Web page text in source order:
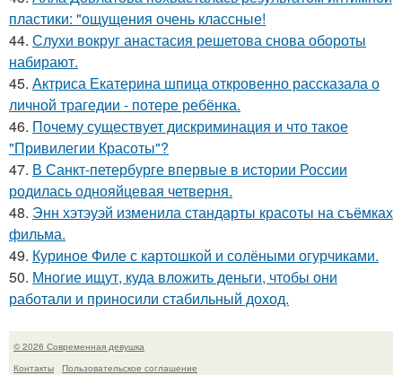
пластики: "ощущения очень классные!
44. Слухи вокруг анастасия решетова снова обороты
набирают.
45. Актриса Екатерина шпица откровенно рассказала о
личной трагедии - потере ребёнка.
46. Почему существует дискриминация и что такое
"Привилегии Красоты"?
47. В Санкт-петербурге впервые в истории России
родилась однояйцевая четверня.
48. Энн хэтэуэй изменила стандарты красоты на съёмках
фильма.
49. Куриное Филе с картошкой и солёными огурчиками.
50. Многие ищут, куда вложить деньги, чтобы они
работали и приносили стабильный доход.
© 2026 Современная девушка
Контакты
Пользовательское соглашение